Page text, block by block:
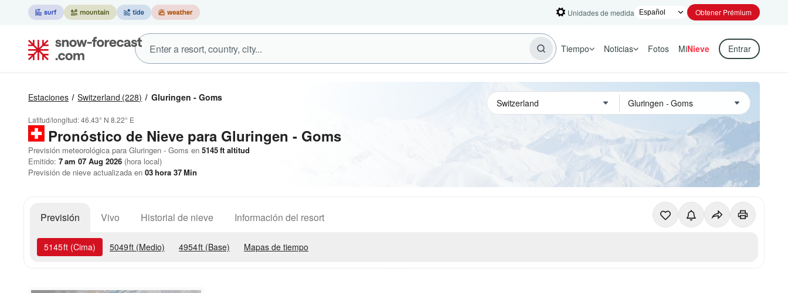
Unidades de medida Obtener Prémium
Tiempo Noticias Fotos MiNieve Entrar
Estaciones Switzerland (228) Gluringen - Goms
Latitud/longitud:46.43° N 8.22° E
Pronóstico de Nieve para Gluringen - Goms
Previsión meteorológica para Gluringen - Goms en 5145ft altitud
Emitido: 7 am 07 Aug 2026 (hora local)
Previsión de nieve actualizada en 03hora 37Min
Previsión Vivo Historial de nieve Información del resort
5145ft (Cima) 5049ft (Medio) 4954ft (Base) Mapas de tiempo